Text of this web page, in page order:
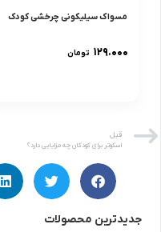
مسواک سیلیکونی چرخشی کودک
۱۲۹.۰۰۰ تومان
قبل
اسکوتر برای کودکان چه مزایایی دارد؟
جدیدترین محصولات